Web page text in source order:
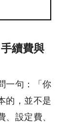
續費與
一句：「你
的，並不是
設定費、